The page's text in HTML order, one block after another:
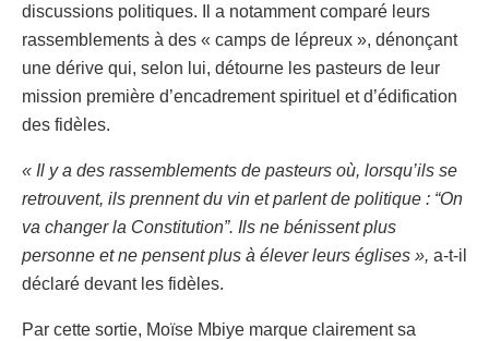
discussions politiques. Il a notamment comparé leurs
rassemblements à des « camps de lépreux », dénonçant
une dérive qui, selon lui, détourne les pasteurs de leur
mission première d’encadrement spirituel et d’édification
des fidèles.
« Il y a des rassemblements de pasteurs où, lorsqu’ils se
retrouvent, ils prennent du vin et parlent de politique : “On
va changer la Constitution”. Ils ne bénissent plus
personne et ne pensent plus à élever leurs églises », a-t-il
déclaré devant les fidèles.
Par cette sortie, Moïse Mbiye marque clairement sa